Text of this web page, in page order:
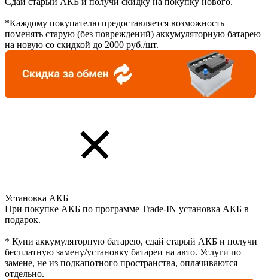
*Каждому покупателю предоставляется возможность
поменять старую (без повреждений) аккумуляторную батарею
на новую со скидкой до 2000 руб./шт.
Установка АКБ
При покупке АКБ по программе Trade-IN установка АКБ в
подарок.
* Купи аккумуляторную батарею, сдай старый АКБ и получи
бесплатную замену/установку батареи на авто. Услуги по
замене, не из подкапотного пространства, оплачиваются
отдельно.